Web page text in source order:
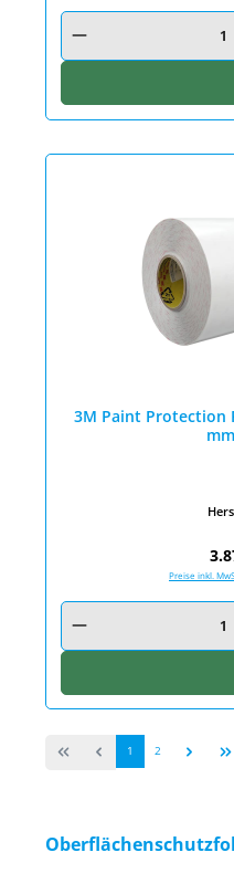
Produkt Anzahl: Gib den
3M Paint Protection
Preise inkl.
Produkt Anzahl: Gib den
Seite
1 Seite
2